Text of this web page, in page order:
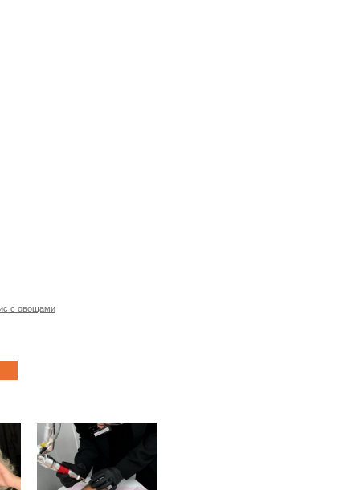
с овощами